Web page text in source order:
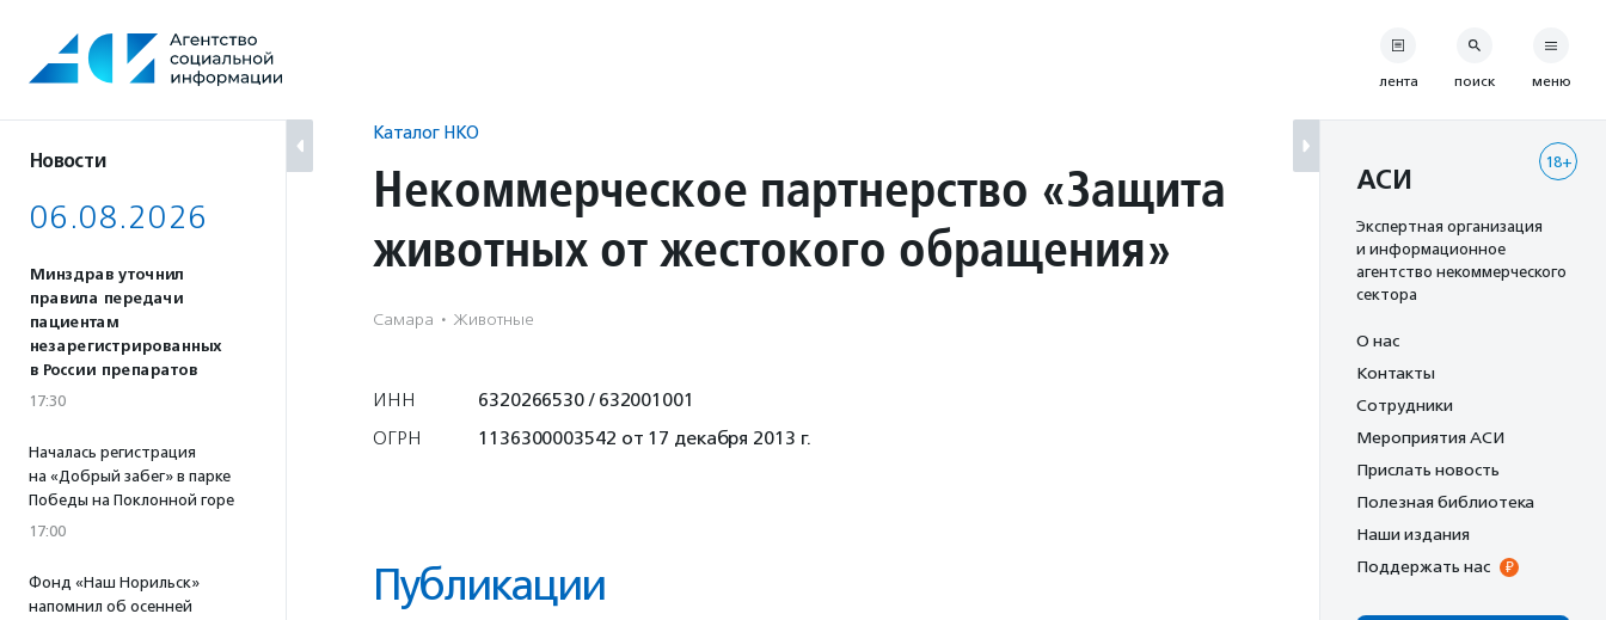
содержанию
Новости
06.08.2026
Минздрав уточнил
правила передачи
пациентам
незарегистрированных
в России препаратов
17:30
Началась регистрация
на «Добрый забег» в парке
Победы на Поклонной горе
17:00
Фонд «Наш Норильск»
напомнил об осенней
Каталог НКО
Некоммерческое партнерство «Защита
животных от жестокого обращения»
Самара · Животные
ИНН
6320266530 / 632001001
ОГРН
1136300003542 от 17 декабря 2013 г.
Публикации
лента поиск меню
18+
АСИ
Экспертная организация
и информационное
агентство некоммерческого
сектора
О нас
Контакты
Сотрудники
Мероприятия АСИ
Прислать новость
Полезная библиотека
Наши издания
Поддержать нас